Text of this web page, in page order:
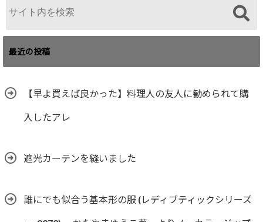
最近の投稿
【早よ買えば良かった】料理人の友人に勧められて購
入したアレ
遮光カーテンを縫いました
誰にでも似合う基本形の服 (レディブティックシリーズ